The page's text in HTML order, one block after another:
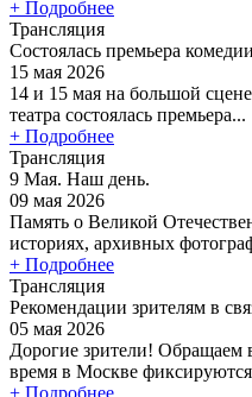
+ Подробнее
Трансляция
Состоялась премьера
15 мая 2026
14 и 15 мая на большой
театра состоялась премьера...
+ Подробнее
Трансляция
9 Мая. Наш день.
09 мая 2026
Память о Великой
историях, архивных
+ Подробнее
Трансляция
Рекомендации зрителям в
05 мая 2026
Дорогие зрители!
время в Москве
+ Подробнее